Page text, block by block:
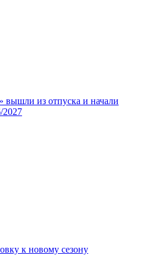
вышли из отпуска и начали
2027
к новому сезону